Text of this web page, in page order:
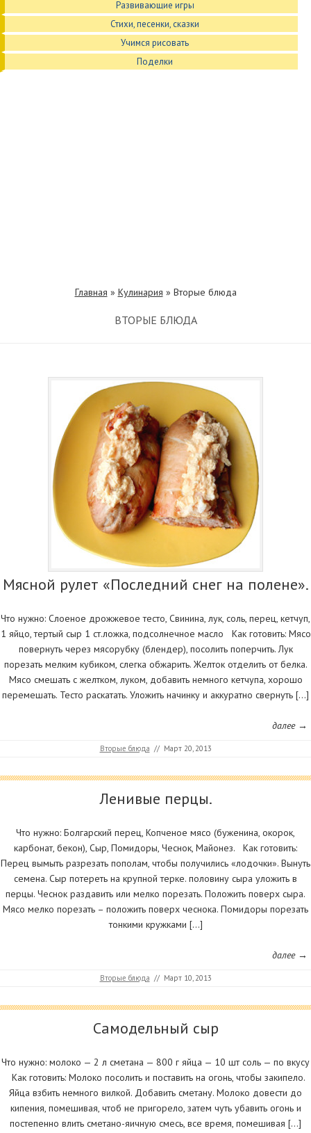
Развивающие игры
Стихи, песенки, сказки
Учимся рисовать
Поделки
Главная » Кулинария » Вторые блюда
ВТОРЫЕ БЛЮДА
Мясной рулет «Последний снег на полене».
Что нужно: Слоеное дрожжевое тесто, Свинина, лук, соль, перец, кетчуп,
1 яйцо, тертый сыр 1 ст.ложка, подсолнечное масло Как готовить: Мясо
повернуть через мясорубку (блендер), посолить поперчить. Лук
порезать мелким кубиком, слегка обжарить. Желток отделить от белка.
Мясо смешать с желтком, луком, добавить немного кетчупа, хорошо
перемешать. Тесто раскатать. Уложить начинку и аккуратно свернуть […]
далее →
Вторые блюда // Март 20, 2013
Ленивые перцы.
Что нужно: Болгарский перец, Копченое мясо (буженина, окорок,
карбонат, бекон), Сыр, Помидоры, Чеснок, Майонез. Как готовить:
Перец вымыть разрезать пополам, чтобы получились «лодочки». Вынуть
семена. Сыр потереть на крупной терке. половину сыра уложить в
перцы. Чеснок раздавить или мелко порезать. Положить поверх сыра.
Мясо мелко порезать – положить поверх чеснока. Помидоры порезать
тонкими кружками […]
далее →
Вторые блюда // Март 10, 2013
Самодельный сыр
Что нужно: молоко — 2 л сметана — 800 г яйца — 10 шт соль — по вкусу
Как готовить: Молоко посолить и поставить на огонь, чтобы закипело.
Яйца взбить немного вилкой. Добавить сметану. Молоко довести до
кипения, помешивая, чтоб не пригорело, затем чуть убавить огонь и
постепенно влить сметано-яичную смесь, все время, помешивая […]